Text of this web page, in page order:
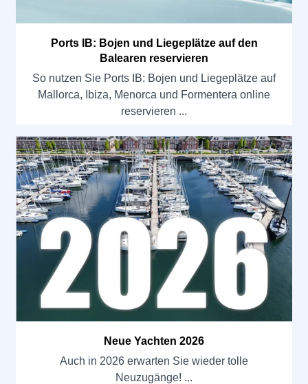
Ports IB: Bojen und Liegeplätze auf den
Balearen reservieren
So nutzen Sie Ports IB: Bojen und Liegeplätze auf
Mallorca, Ibiza, Menorca und Formentera online
reservieren
Neue Yachten 2026
Auch in 2026 erwarten Sie wieder tolle
Neuzugänge!